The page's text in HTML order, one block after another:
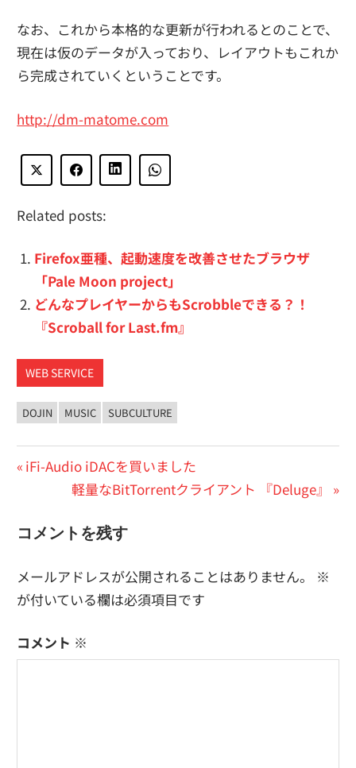
なお、これから本格的な更新が行われるとのことで、
現在は仮のデータが入っており、レイアウトもこれか
ら完成されていくということです。
http://dm-matome.com
Related posts:
Firefox亜種、起動速度を改善させたブラウザ
「Pale Moon project」
どんなプレイヤーからもScrobbleできる？！
『Scroball for Last.fm』
WEB SERVICE
DOJIN MUSIC SUBCULTURE
投
ナ
ゲ
シ
前
稿:
iFi-Audio iDACを買いました
次
投
軽量なBitTorrentクライアント 『Deluge』
コメントを残す
メールアドレスが公開されることはありません。
※
が付いている欄は必須項目です
コメント ※